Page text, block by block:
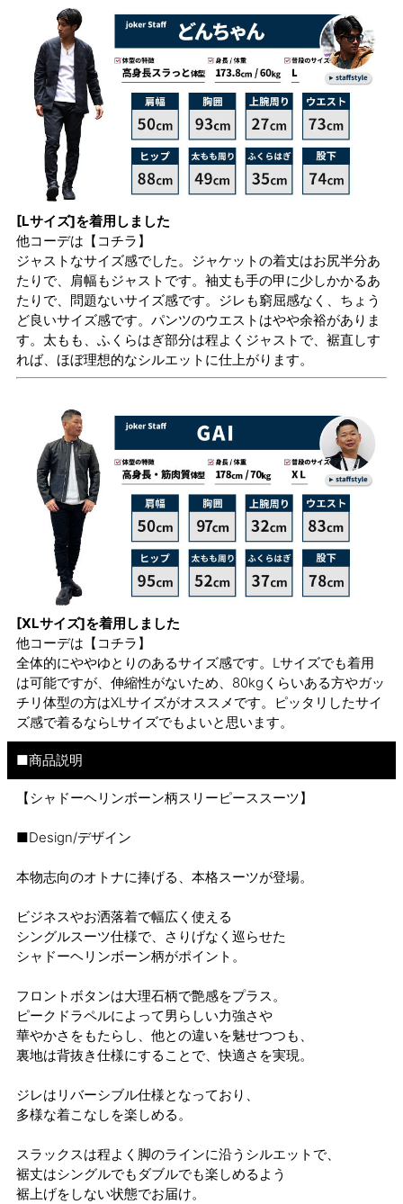
[Lサイズ]を着用しました
他コーデは 【コチラ】
ジャストなサイズ感でした。ジャケットの着丈はお尻半分あ
たりで、肩幅もジャストです。袖丈も手の甲に少しかかるあ
たりで、問題ないサイズ感です。ジレも窮屈感なく、ちょう
ど良いサイズ感です。パンツのウエストはやや余裕がありま
す。太もも、ふくらはぎ部分は程よくジャストで、裾直しす
れば、ほぼ理想的なシルエットに仕上がります。
[XLサイズ]を着用しました
他コーデは 【コチラ】
全体的にややゆとりのあるサイズ感です。Lサイズでも着用
は可能ですが、伸縮性がないため、80kgくらいある方やガッ
チリ体型の方はXLサイズがオススメです。ピッタリしたサイ
ズ感で着るならLサイズでもよいと思います。
■商品説明
【シャドーヘリンボーン柄スリーピーススーツ】
■Design/デザイン
本物志向のオトナに捧げる、本格スーツが登場。
ビジネスやお洒落着で幅広く使える
シングルスーツ仕様で、さりげなく巡らせた
シャドーヘリンボーン柄がポイント。
フロントボタンは大理石柄で艶感をプラス。
ピークドラペルによって男らしい力強さや
華やかさをもたらし、他との違いを魅せつつも、
裏地は背抜き仕様にすることで、快適さを実現。
ジレはリバーシブル仕様となっており、
多様な着こなしを楽しめる。
スラックスは程よく脚のラインに沿うシルエットで、
裾丈はシングルでもダブルでも楽しめるよう
裾上げをしない状態でお届け。